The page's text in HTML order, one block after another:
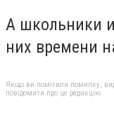
А школьники и
них времени
Якщо ви помітили помилку,
повідомити про це редакцію